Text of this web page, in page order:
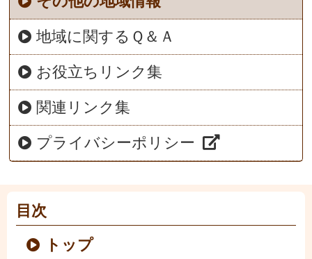
地域に関するＱ＆Ａ
お役立ちリンク集
関連リンク集
プライバシーポリシー
目次
トップ